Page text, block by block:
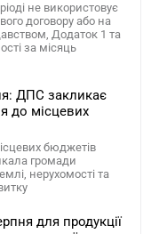
не використовує
договору або на
Додаток 1 та
за місяць
ДПС закликає
до місцевих
бюджетів
громади
нерухомості та
для продукції